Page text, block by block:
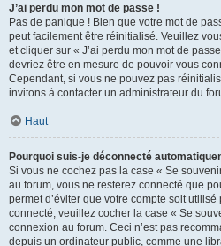
J’ai perdu mon mot de passe !
Pas de panique ! Bien que votre mot de
peut facilement être réinitialisé. Veuillez
et cliquer sur « J’ai perdu mon mot de
devriez être en mesure de pouvoir vous
Cependant, si vous ne pouvez pas
invitons à contacter un administrateur du
Haut
Pourquoi suis-je déconnecté
Si vous ne cochez pas la case « Se
au forum, vous ne resterez connecté que
permet d’éviter que votre compte soit utilisé
connecté, veuillez cocher la case « Se
connexion au forum. Ceci n’est pas
depuis un ordinateur public, comme une